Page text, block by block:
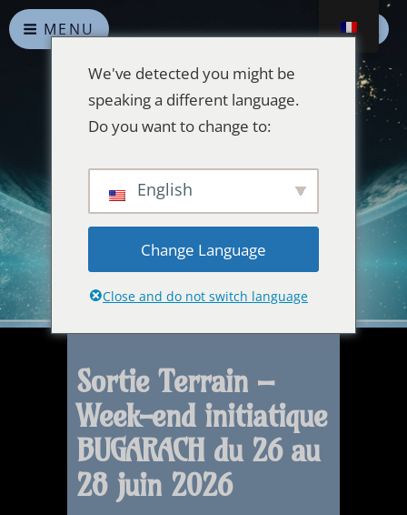
MENU
Alliances Célestes
Que la paix prévale sur la Terre et dans l'Univers
Sortie Terrain –
Week-end initiatique
BUGARACH du 26 au
28 juin 2026
We've detected you might be
speaking a different language.
Do you want to change to:
English
Change Language
Close and do not switch language